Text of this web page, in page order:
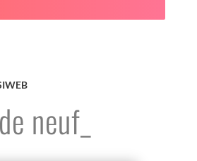
neuf_